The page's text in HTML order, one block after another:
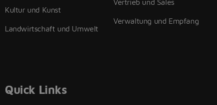
Kultur und Kunst
Landwirtschaft und Umwelt
Vertrieb und Sales
Verwaltung und Empfang
Quick Links